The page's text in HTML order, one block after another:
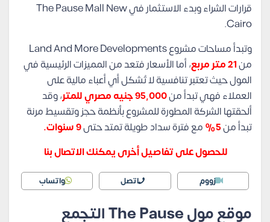
قرارات الشراء وبدء الاستثمار في The Pause Mall New
Cairo.
وتبدأ مساحات مشروع Land And More Developments
من
، أما الأسعار فتعد من المميزات الرئيسية في
المول حيث تعتبر تنافسية لا تُشكل أي أعباء مالية على
العملاء فهي تبدأ من95,000جنيه مصري للمتر، وقد
ألحقتها الشركة المطورة للمشروع بأنظمة حجز وتقسيط مرنة
تبدأ من
مع فترة سداد طويلة تمتد حتى
للحصول على تفاصيل أخرى يمكنك الاتصال بنا
زووم اتصل واتساب
موقع مول The Pause التجمع